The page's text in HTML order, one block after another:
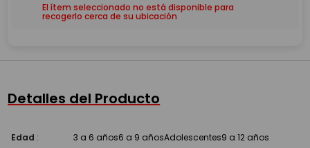
El ítem seleccionado no está disponible para
recogerlo cerca de su ubicación
Detalles del Producto
Edad : 3 a 6 años6 a 9 añosAdolescentes9 a 12 años